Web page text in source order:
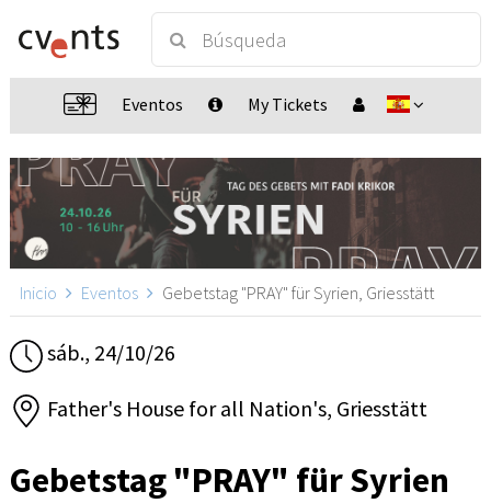
Eventos My Tickets
Inicio Eventos Gebetstag "PRAY" für Syrien, Griesstätt
sáb., 24/10/26
Father's House for all Nation's, Griesstätt
Gebetstag "PRAY" für Syrien